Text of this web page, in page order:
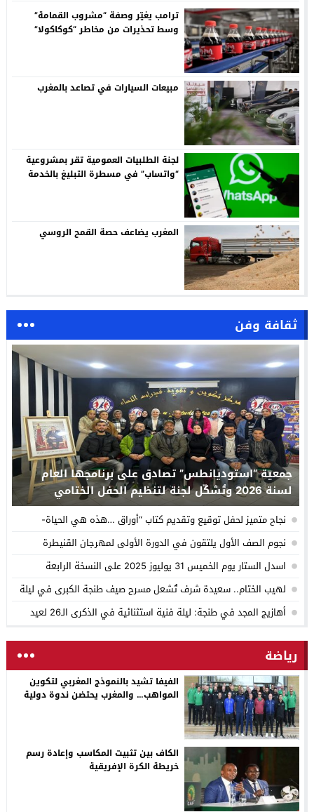
ترامب يغيّر وصفة “مشروب القمامة”
وسط تحذيرات من مخاطر “كوكاكولا”
مبيعات السيارات في تصاعد بالمغرب
لجنة الطلبيات العمومية تقر بمشروعية
“واتساب” في مسطرة التبليغ بالخدمة
المغرب يضاعف حصة القمح الروسي
ثقافة وفن
جمعية “استوديانطس” تصادق على برنامجها العام
لسنة 2026 وتُشكّل لجنة لتنظيم الحفل الختامي
للدورة التكوينية 2025
نجاح متميز لحفل توقيع وتقديم كتاب “أوراق …هذه هي الحياة-
سيرة”لمؤلفه الأستاذ مراد بنعبدالرزاق بنكيران
نجوم الصف الأول يلتقون في الدورة الأولى لمهرجان القنيطرة
اسدل الستار يوم الخميس 31 يوليوز 2025 على النسخة الرابعة
لمهرجان صيف طنجة الدولي المنظم من طرف موسسة طنجة الكبرى
للعمل التربوي ، الثقافي ، الاجتماعي والرياضي
لهيب الختام.. سعيدة شرف تُشعل مسرح صيف طنجة الكبرى في ليلة
لا تُنسى
أهازيج المجد في طنجة: ليلة فنية استثنائية في الذكرى الـ26 لعيد
رياضة
الفيفا تشيد بالنموذج المغربي لتكوين
المواهب… والمغرب يحتضن ندوة دولية
الكاف بين تثبيت المكاسب وإعادة رسم
خريطة الكرة الإفريقية